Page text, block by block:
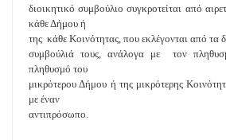
διοικητικό συμβούλιο συγκροτείται από
κάθε Δήμου ή
της κάθε Κοινότητας, που εκλέγονται από τα
συμβούλιά τους, ανάλογα με τον
πληθυσμό του
μικρότερου Δήμου ή της μικρότερης
με έναν
αντιπρόσωπο.